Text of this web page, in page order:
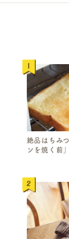
絶品はちみ
ンを焼く前」